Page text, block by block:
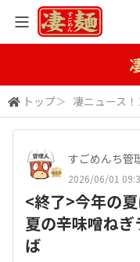
トップ＞ 凄ニュース！
すごめんち管
2026/06/01
<終了>今年の
夏の辛味噌ねぎ
ば